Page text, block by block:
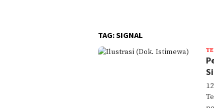
TAG:SIGNAL